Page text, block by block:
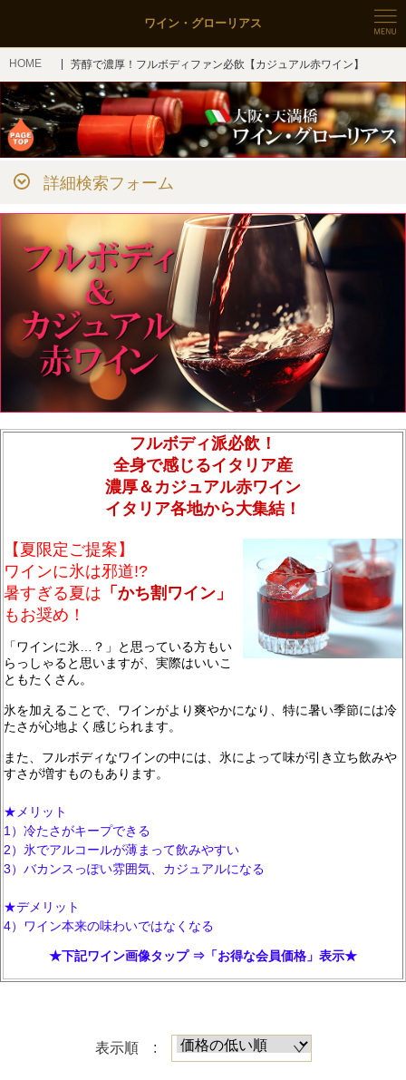
ワイン・グローリアス
HOME 芳醇で濃厚！フルボディファン必飲【カジュアル赤ワイン】
詳細検索フォーム
フルボディ派必飲！
全身で感じるイタリア産
濃厚＆カジュアル赤ワイン
イタリア各地から大集結！
【夏限定ご提案】
ワインに氷は邪道!?
暑すぎる夏は 「かち割ワイン」
もお奨め！
「ワインに氷…？」と思っている方もい
らっしゃると思いますが、実際はいいこ
ともたくさん。
氷を加えることで、ワインがより爽やかになり、特に暑い季節には冷
たさが心地よく感じられます。
また、フルボディなワインの中には、氷によって味が引き立ち飲みや
すさが増すものもあります。
★メリット
1）冷たさがキープできる
2）氷でアルコールが薄まって飲みやすい
3）バカンスっぽい雰囲気、カジュアルになる
★デメリット
4）ワイン本来の味わいではなくなる
★下記ワイン画像タップ ⇒「お得な会員価格」表示★
表示順 :